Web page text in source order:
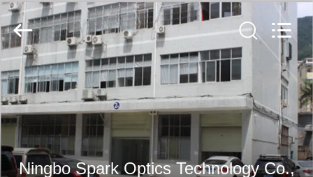
বাড়ি
পণ্য
আমাদের
Spark
Optics
Technology
Co.,
LTD.
All
Rights
Reserved.
Ningbo Spark Optics Technology Co.,